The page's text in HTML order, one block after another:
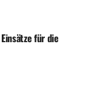
für die